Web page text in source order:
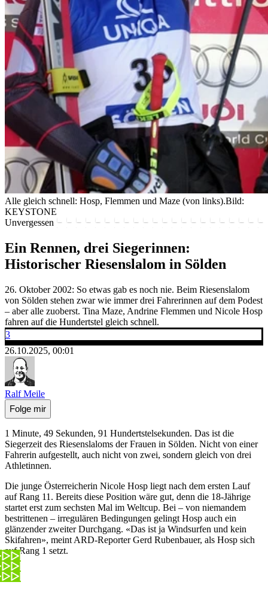
Alle gleich schnell: Hosp, Flemmen und Maze (von links).Bild:
KEYSTONE
Unvergessen
Ein Rennen, drei Siegerinnen:
Historischer Riesenslalom in Sölden
26. Oktober 2002: So etwas gab es noch nie. Beim Riesenslalom
von Sölden stehen zwar wie immer drei Fahrerinnen auf dem Podest
– aber alle zuoberst. Tina Maze, Andrine Flemmen und Nicole Hosp
fahren auf die Hundertstel gleich schnell.
3
26.10.2025, 00:01
Ralf Meile
Folge mir
1 Minute, 49 Sekunden, 91 Hundertstelsekunden. Das ist die
Siegerzeit des Riesenslaloms der Frauen in Sölden. Nicht von einer
Fahrerin aufgestellt, auch nicht von zwei, sondern gleich von drei
Athletinnen.
Die junge Österreicherin Nicole Hosp liegt nach dem ersten Lauf
auf Rang 11. Bereits diese Position wäre gut, denn die 18-Jährige
startet erst zum sechsten Mal im Weltcup. Bei – von niemandem
bestrittenen – irregulären Bedingungen gelingt Hosp auch ein
glänzender zweiter Durchgang. «Das ist ja Windsurfen und kein
Skifahren», meint ARD-Reporter Gerd Rubenbauer, als Hosp sich
auf Rang 1 setzt.